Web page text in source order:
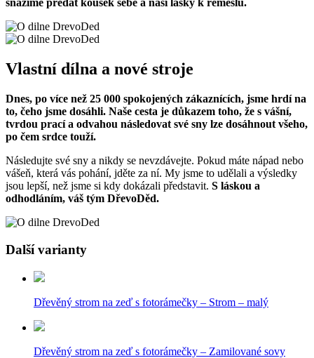
snažíme předat kousek sebe a naší lásky k řemeslu.
Vlastní dílna a nové stroje
Dnes, po více než 25 000 spokojených zákaznících, jsme hrdí na
to, čeho jsme dosáhli. Naše cesta je důkazem toho, že s vášní,
tvrdou prací a odvahou následovat své sny lze dosáhnout všeho,
po čem srdce touží.
Následujte své sny a nikdy se nevzdávejte. Pokud máte nápad nebo
vášeň, která vás pohání, jděte za ní. My jsme to udělali a výsledky
jsou lepší, než jsme si kdy dokázali představit. S láskou a
odhodláním, váš tým DřevoDěd.
Další varianty
Dřevěný strom na zeď s fotorámečky – Strom – malý
Dřevěný strom na zeď s fotorámečky – Zamilované sovy